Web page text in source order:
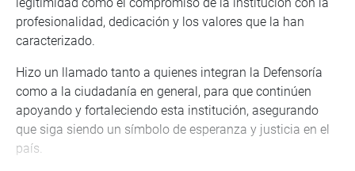
profesionalidad, dedicación y los valores que la han
caracterizado.
Hizo un llamado tanto a quienes integran la Defensoría
como a la ciudadanía en general, para que continúen
apoyando y fortaleciendo esta institución, asegurando
que siga siendo un símbolo de esperanza y justicia en el
país.